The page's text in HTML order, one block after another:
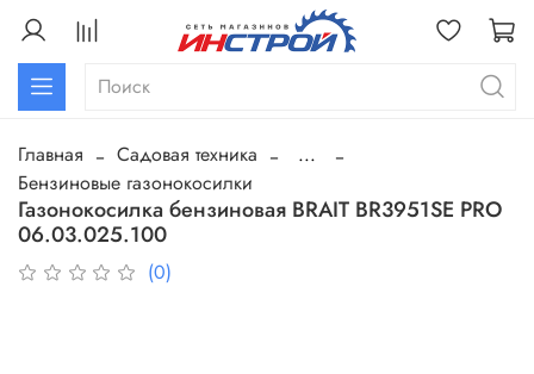
Главная Садовая техника
...
Бензиновые газонокосилки
Газонокосилка бензиновая BRAIT BR3951SE PRO
06.03.025.100
(0)